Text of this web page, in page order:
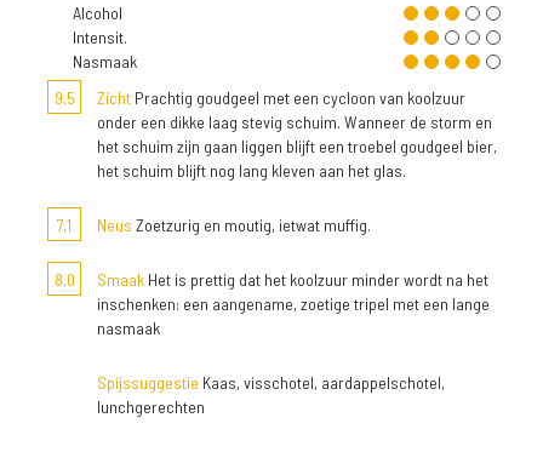
Alcohol
Intensit.
Nasmaak
9,5
Zicht Prachtig goudgeel met een cycloon van koolzuur
onder een dikke laag stevig schuim. Wanneer de storm en
het schuim zijn gaan liggen blijft een troebel goudgeel bier,
het schuim blijft nog lang kleven aan het glas.
7,1 Neus Zoetzurig en moutig, ietwat muffig.
8,0 Smaak Het is prettig dat het koolzuur minder wordt na het
inschenken: een aangename, zoetige tripel met een lange
nasmaak
Spijssuggestie Kaas, visschotel, aardappelschotel,
lunchgerechten